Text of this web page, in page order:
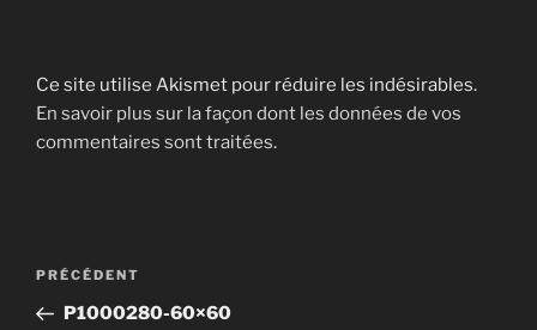
Ce site utilise Akismet pour réduire les indésirables.
En savoir plus sur la façon dont les données de vos
commentaires sont traitées.
Navigation
Article
précédent
PRÉCÉDENT
P1000280-60×60